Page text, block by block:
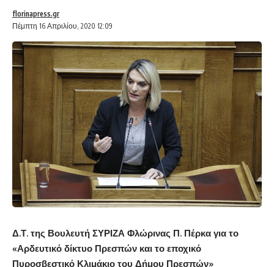
Πέμπτη 16 Απριλίου, 2020 12:09
florinapress.gr
Δ.Τ. της Βουλευτή ΣΥΡΙΖΑ Φλώρινας Π. Πέρκα για το
«Αρδευτικό δίκτυο Πρεσπών και το εποχικό
Πυροσβεστικό Κλιμάκιο του Δήμου Πρεσπών»